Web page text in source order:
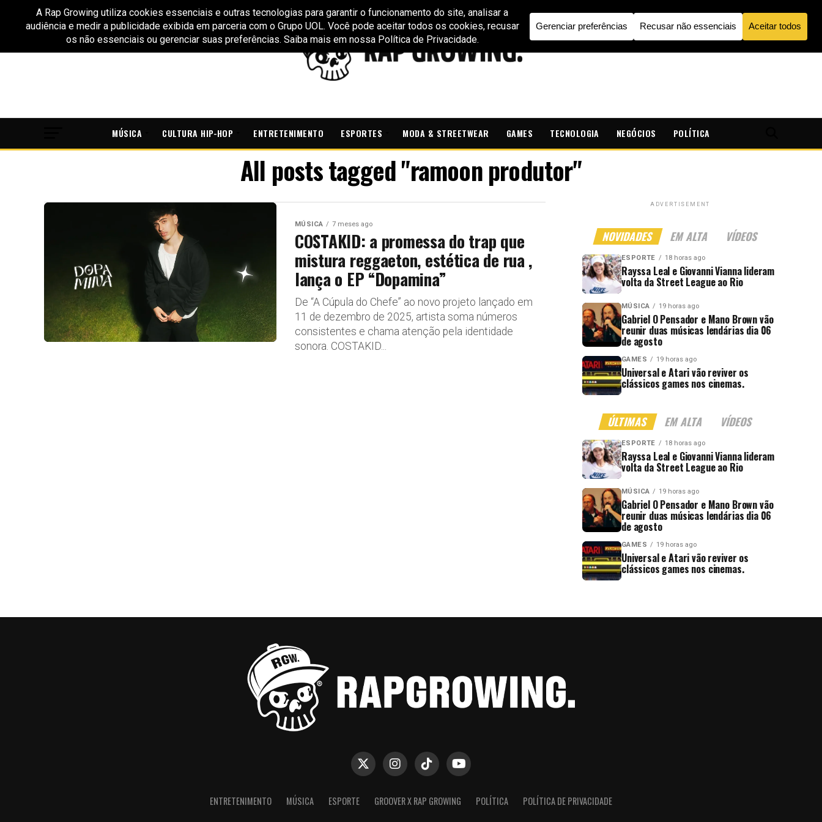
MÚSICA CULTURA HIP-HOP ENTRETENIMENTO ESPORTES MODA & STREETWEAR GAMES TECNOLOGIA NEGÓCIOS POLÍTICA
All posts tagged "ramoon produtor"
MÚSICA 7 meses ago
COSTAKID: a promessa do trap que
mistura reggaeton, estética de rua ,
lança o EP “Dopamina”
De “A Cúpula do Chefe” ao novo projeto lançado em
11 de dezembro de 2025, artista soma números
consistentes e chama atenção pela identidade
sonora. COSTAKID...
ADVERTISEMENT
NOVIDADES EM ALTA VÍDEOS
ESPORTE 18 horas ago
Rayssa Leal e Giovanni Vianna lideram
volta da Street League ao Rio
MÚSICA 19 horas ago
Gabriel O Pensador e Mano Brown vão
reunir duas músicas lendárias dia 06
de agosto
GAMES 19 horas ago
Universal e Atari vão reviver os
clássicos games nos cinemas.
ÚLTIMAS EM ALTA VÍDEOS
ESPORTE 18 horas ago
Rayssa Leal e Giovanni Vianna lideram
volta da Street League ao Rio
MÚSICA 19 horas ago
Gabriel O Pensador e Mano Brown vão
reunir duas músicas lendárias dia 06
de agosto
GAMES 19 horas ago
Universal e Atari vão reviver os
clássicos games nos cinemas.
ENTRETENIMENTO MÚSICA ESPORTE GROOVER X RAP GROWING POLÍTICA POLÍTICA DE PRIVACIDADE